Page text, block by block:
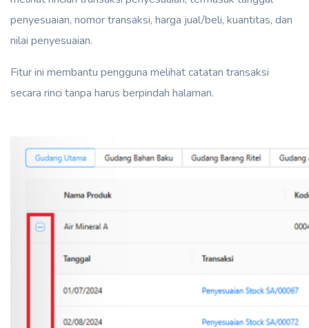
penyesuaian, nomor transaksi, harga jual/beli, kuantitas, dan
nilai penyesuaian.
Fitur ini membantu pengguna melihat catatan transaksi
secara rinci tanpa harus berpindah halaman.